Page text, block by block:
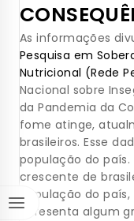
As informações
Pesquisa em
Nutricional (Rede
Nacional sobre
da Pandemia da
fome atinge,
brasileiros. Esse
população do
crescente de
população do
apresenta algum